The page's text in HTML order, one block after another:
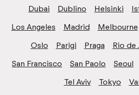
Dubai
Dublino Helsinki
Los Angeles
Madrid Melbourne
Oslo
Parigi Praga Rio de
San Francisco
San Paolo Seoul
Tel Aviv
Tokyo